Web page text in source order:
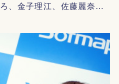
、金子理江、佐藤麗奈…